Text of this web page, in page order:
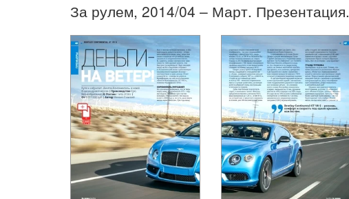
За рулем, 2014/04 – Март. Презентация.